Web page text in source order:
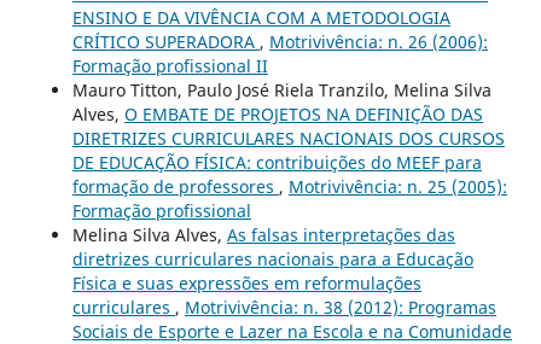
ENSINO E DA VIVÊNCIA COM A METODOLOGIA
CRÍTICO SUPERADORA , Motrivivência: n. 26 (2006):
Formação profissional II
Mauro Titton, Paulo José Riela Tranzilo, Melina Silva
Alves, O EMBATE DE PROJETOS NA DEFINIÇÃO DAS
DIRETRIZES CURRICULARES NACIONAIS DOS CURSOS
DE EDUCAÇÃO FÍSICA: contribuições do MEEF para
formação de professores , Motrivivência: n. 25 (2005):
Formação profissional
Melina Silva Alves, As falsas interpretações das
diretrizes curriculares nacionais para a Educação
Física e suas expressões em reformulações
curriculares , Motrivivência: n. 38 (2012): Programas
Sociais de Esporte e Lazer na Escola e na Comunidade